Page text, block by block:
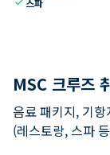
MSC 크루즈
음료 패키지, 기
(레스토랑, 스파